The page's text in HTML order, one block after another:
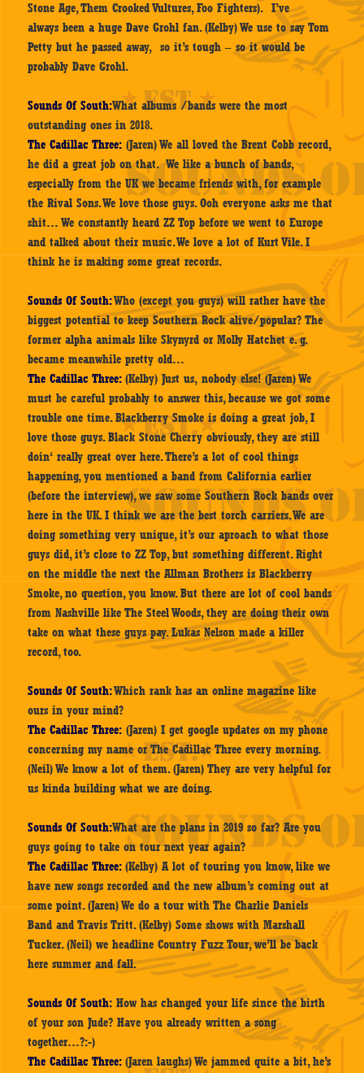
Stone Age, Them Crooked Vultures, Foo Fighters). I’ve
always been a huge Dave Grohl fan. (Kelby) We use to say Tom
Petty but he passed away, so it’s tough – so it would be
probably Dave Grohl.
Sounds Of South:What albums /bands were the most
outstanding ones in 2018.
The Cadillac Three: (Jaren) We all loved the Brent Cobb record,
he did a great job on that. We like a bunch of bands,
especially from the UK we became friends with, for example
the Rival Sons. We love those guys. Ooh everyone asks me that
shit… We constantly heard ZZ Top before we went to Europe
and talked about their music. We love a lot of Kurt Vile. I
think he is making some great records.
Sounds Of South:Who (except you guys) will rather have the
biggest potential to keep Southern Rock alive/popular? The
former alpha animals like Skynyrd or Molly Hatchet e. g.
became meanwhile pretty old…
The Cadillac Three:(Kelby) Just us, nobody else! (Jaren) We
must be careful probably to answer this, because we got some
trouble one time. Blackberry Smoke is doing a great job, I
love those guys. Black Stone Cherry obviously, they are still
doin‘ really great over here. There’s a lot of cool things
happening, you mentioned a band from California earlier
(before the interview), we saw some Southern Rock bands over
here in the UK. I think we are the best torch carriers. We are
doing something very unique, it’s our aproach to what those
guys did, it’s close to ZZ Top, but something different. Right
on the middle the next the Allman Brothers is Blackberry
Smoke, no question, you know. But there are lot of cool bands
from Nashville like The Steel Woods, they are doing their own
take on what these guys pay. Lukas Nelson made a killer
record, too.
Sounds Of South:Which rank has an online magazine like
ours in your mind?
The Cadillac Three: (Jaren) I get google updates on my phone
concerning my name or The Cadillac Three every morning.
(Neil) We know a lot of them. (Jaren) They are very helpful for
us kinda building what we are doing.
Sounds Of South:What are the plans in 2019 so far? Are you
guys going to take on tour next year again?
The Cadillac Three:(Kelby) A lot of touring you know, like we
have new songs recorded and the new album’s coming out at
some point. (Jaren) We do a tour with The Charlie Daniels
Band and Travis Tritt. (Kelby) Some shows with Marshall
Tucker. (Neil) we headline Country Fuzz Tour, we’ll be back
here summer and fall.
Sounds Of South:How has changed your life since the birth
of your son Jude? Have you already written a song
together…?:-)
The Cadillac Three:(Jaren laughs) We jammed quite a bit, he’s